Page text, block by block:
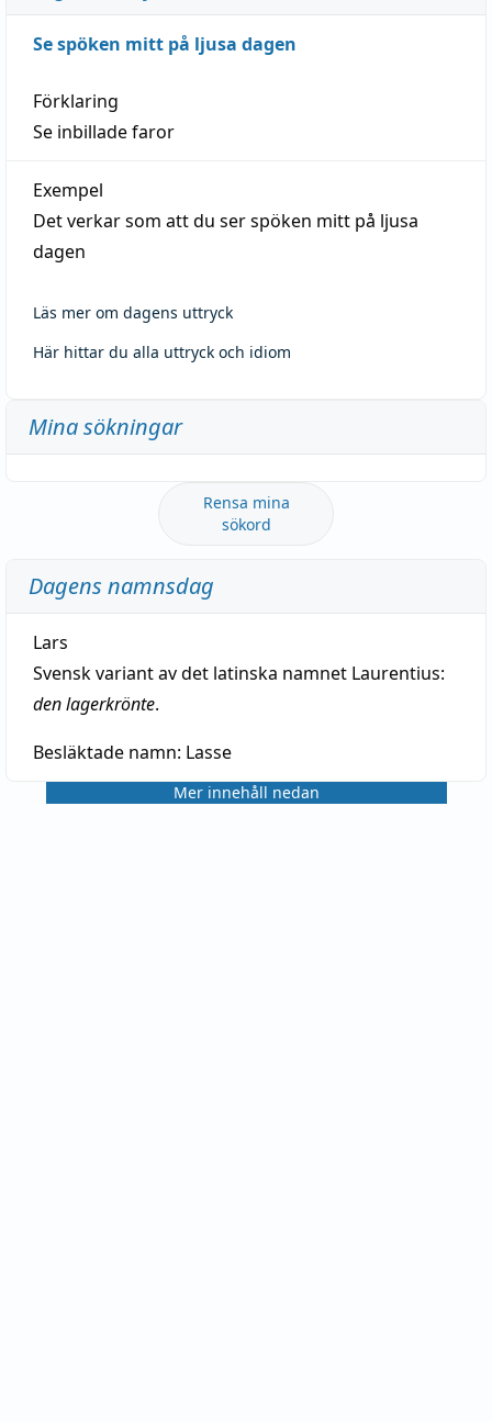
Se spöken mitt på ljusa dagen
Förklaring
Se inbillade faror
Exempel
Det verkar som att du ser spöken mitt på ljusa
dagen
Läs mer om dagens uttryck
Här hittar du alla uttryck och idiom
Mina sökningar
Rensa mina
sökord
Dagens namnsdag
Lars
Svensk variant av det latinska namnet Laurentius:
den lagerkrönte.
Besläktade namn: Lasse
Mer innehåll nedan